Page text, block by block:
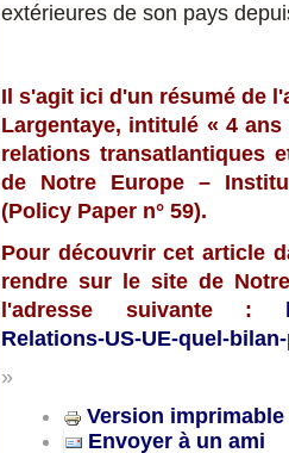
extérieures de son pays
Il s'agit ici d'un résumé de
Largentaye, intitulé « 4
relations transatlantiques
de Notre Europe –
(Policy Paper n° 59).
Pour découvrir cet article
rendre sur le site de
l'adresse suivante :
Relations-US-UE-quel-
»
Version imprimable
Envoyer à un ami